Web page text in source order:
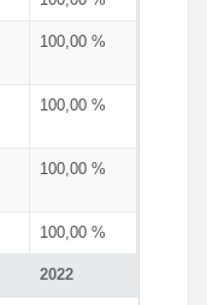
2022
100,00 %
100,00 %
100,00 %
100,00 %